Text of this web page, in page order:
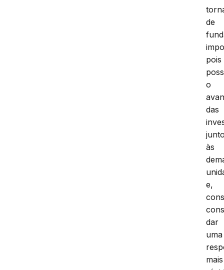
de
pois
o
das
às
e,
dar
uma
mais